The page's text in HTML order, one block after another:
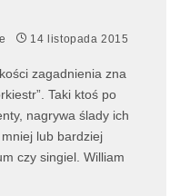
14 listopada 2015
zagadnienia zna
Taki ktoś po
nagrywa ślady ich
lub bardziej
czy singiel. William